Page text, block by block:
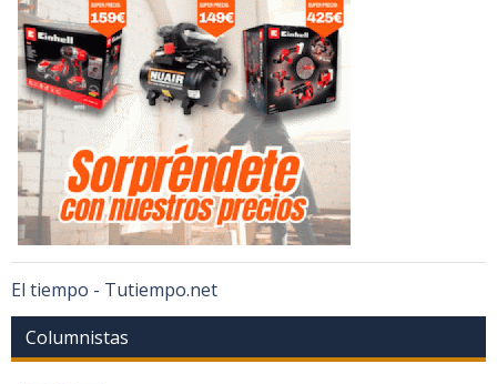
El tiempo - Tutiempo.net
Columnistas